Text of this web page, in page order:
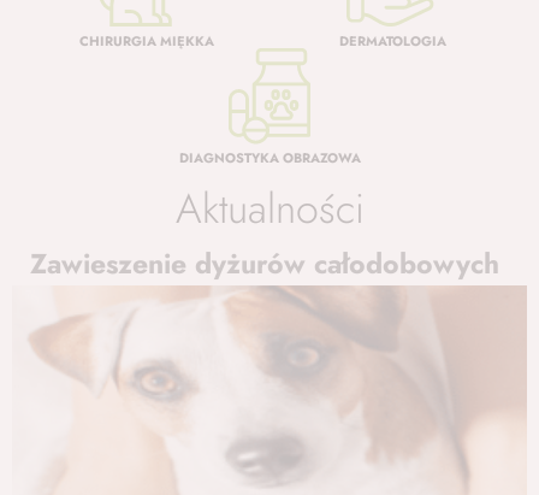
CHIRURGIA MIĘKKA DERMATOLOGIA
DIAGNOSTYKA OBRAZOWA
Aktualności
Zawieszenie dyżurów całodobowych